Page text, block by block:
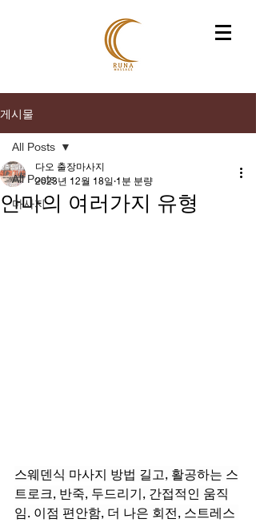
게시물
All Posts
마사지
All Posts
안마의 여러가지 유형
다오 출장마사지
2023년 12월 18일 1분 분량
스웨덴식 마사지 방법 길고, 활공하는 스
트로크, 반죽, 두드리기, 간접적인 움직
임. 이점 편안함, 더 나은 회전, 스트레스